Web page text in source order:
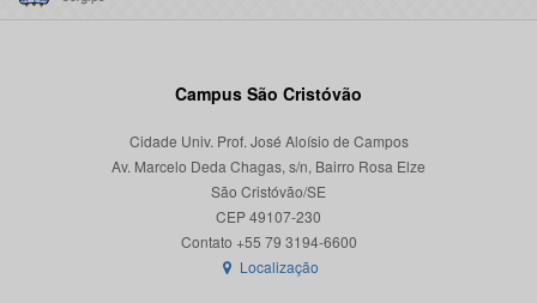
Campus São Cristóvão
Cidade Univ. Prof. José Aloísio de Campos
Av. Marcelo Deda Chagas, s/n, Bairro Rosa Elze
São Cristóvão/SE
CEP 49107-230
Localização